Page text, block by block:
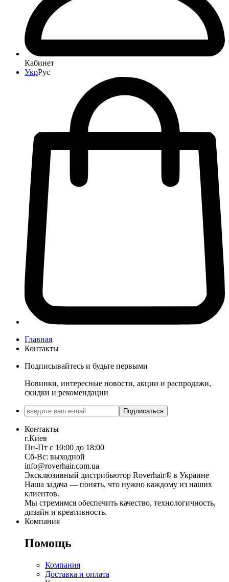
Кабинет
УкрРус
Главная
Контакты
Подписывайтесь и будьте первыми
Новинки, интересные новости, акции и распродажи,
скидки и рекомендации
Подписаться
Контакты
г.Киев
Пн-Пт с 10:00 до 18:00
Сб-Вс: выходной
info@roverhair.com.ua
Эксклюзивный дистрибьютор Roverhair® в Украине
Наша задача — понять, что нужно каждому из наших
клиентов.
Мы стремимся обеспечить качество, технологичность,
дизайн и креативность.
Компания
Помощь
Компания
Доставка и оплата